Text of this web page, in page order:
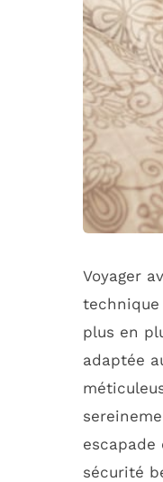
Voyager
plus en
adaptée
sécurité